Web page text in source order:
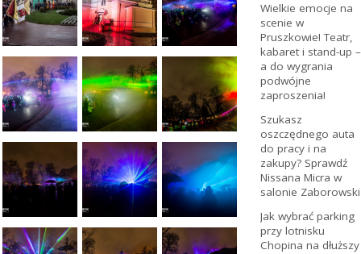
Wielkie emocje na
scenie w
Pruszkowie! Teatr,
kabaret i stand-up –
a do wygrania
podwójne
zaproszenia!
Szukasz
oszczędnego auta
do pracy i na
zakupy? Sprawdź
Nissana Micra w
salonie Zaborowski
Jak wybrać parking
przy lotnisku
Chopina na dłuższy